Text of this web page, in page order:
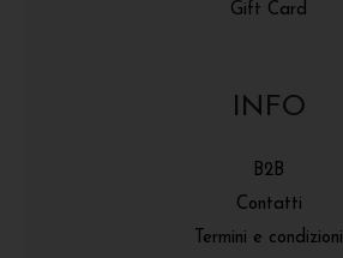
Gift Card
INFO
B2B
Contatti
Termini e condizioni